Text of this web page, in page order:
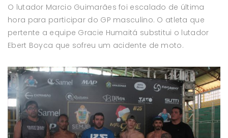
O lutador Marcio Guimarães foi escalado de última
hora para participar do GP masculino. O atleta que
pertente a equipe Gracie Humaitá substitui o lutador
Ebert Boyca que sofreu um acidente de moto.